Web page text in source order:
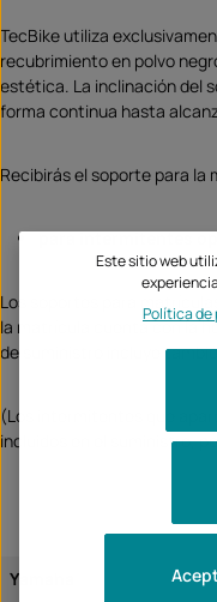
TecBike utiliza
recubrimiento en polvo
estética. La inclinación del
forma continua hasta
Recibirás el soporte para la
para intermitentes
Los soportes para
la matrícula cuenta con la
de suministro incluye
(Los intermitentes que
incluidos en el suministro,
Yamaha
Este sitio web
Política de